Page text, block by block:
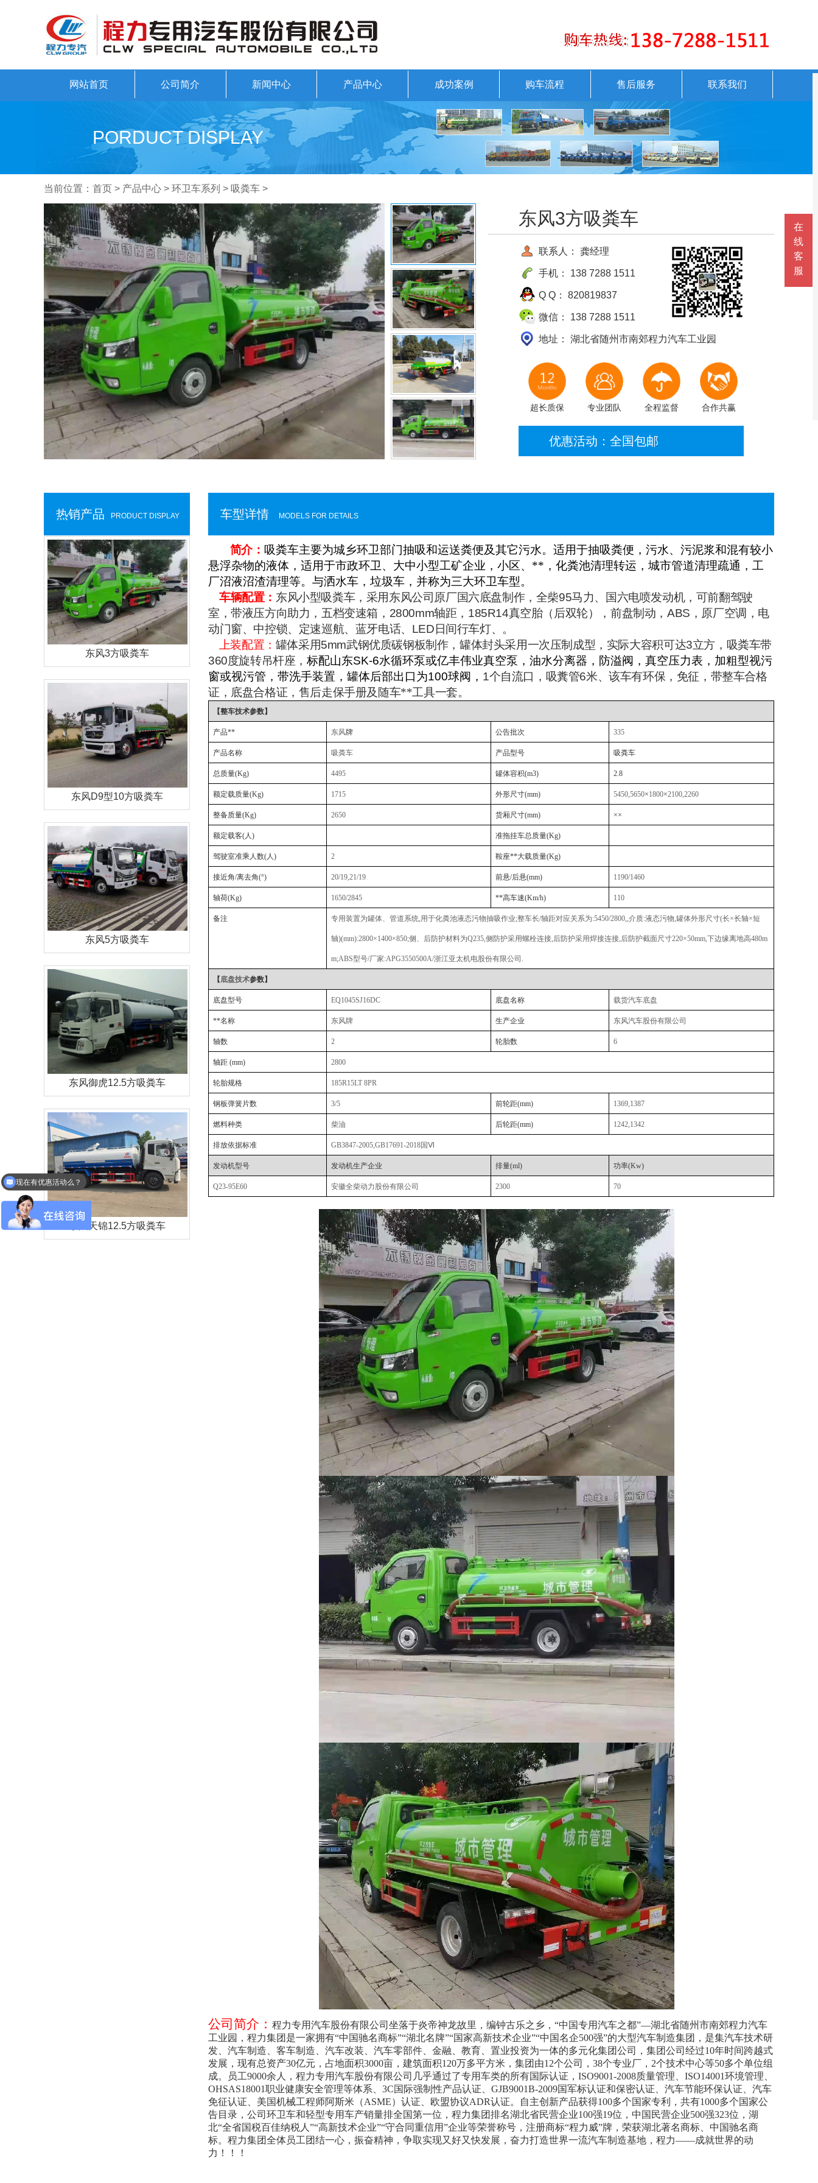
网站首页 公司简介 新闻中心 产品中心 成功案例 购车流程 售后服务 联系我们
PORDUCT DISPLAY
当前位置： 首页 > 产品中心 > 环卫车系列 > 吸粪车 >
东风3方吸粪车
联系人： 龚经理
手机： 138 7288 1511
Q Q： 820819837
微信： 138 7288 1511
地址： 湖北省随州市南郊程力汽车工业园
超长质保 专业团队 全程监督 合作共赢
优惠活动：全国包邮
热销产品 PRODUCT DISPLAY
东风3方吸粪车
东风D9型10方吸粪车
东风5方吸粪车
东风御虎12.5方吸粪车
东风天锦12.5方吸粪车
车型详情 MODELS FOR DETAILS
简介： 吸粪车主要为城乡环卫部门抽吸和运送粪便及其它污水。适用于抽吸粪便，污水、污泥浆和混有较小
悬浮杂物的液体，适用于市政环卫、大中小型工矿企业，小区、**，化粪池清理转运，城市管道清理疏通，工
厂沼液沼渣清理等。与洒水车，垃圾车，并称为三大环卫车型。
车辆配置： 东风小型吸粪车，采用东风公司原厂国六底盘制作，全柴95马力、
国六电喷发动机，可前翻驾驶
室，带液压方向助力， 五档变速箱， 2800mm轴距， 185R14真空胎（后双轮），前盘制动，ABS ，原厂空调 ，电
动门窗、中控锁、定速巡航、蓝牙电话、 LED 日间行车灯、 。
上装配置： 罐体采用5mm武钢优质碳钢板制作，罐体封头采用一次压制成型，实际大容积可达3立方，吸粪车带
360度旋转吊杆座，标配山东SK-6水循环泵或亿丰伟业真空泵，油水分离器，防溢阀，真空压力表， 加粗型视污
窗或视污管， 带洗手装置， 罐体后部出口为100球阀， 1个自流口，吸糞管6米、该车有环保，免征，带整车合格
证，底盘合格证，售后走保手册及随车**工具一套。
【整车技术参数】
产品** 东风牌 公告批次 335
产品名称 吸粪车 产品型号 吸粪车
总质量(Kg) 4495 罐体容积(m3) 2.8
额定载质量(Kg) 1715 外形尺寸(mm) 5450,5650×1800×2100,2260
整备质量(Kg) 2650 货厢尺寸(mm) ××
额定载客(人) 准拖挂车总质量(Kg)
驾驶室准乘人数(人) 2 鞍座**大载质量(Kg)
接近角/离去角(°) 20/19,21/19 前悬/后悬(mm) 1190/1460
轴荷(Kg) 1650/2845 **高车速(Km/h) 110
备注 专用装置为罐体、管道系统,用于化粪池液态污物抽吸作业;整车长/轴距对应关系为:5450/2800,,介质:液态污物,罐体外形尺寸(长×长轴×短
轴)(mm):2800×1400×850;侧、后防护材料为Q235,侧防护采用螺栓连接,后防护采用焊接连接,后防护截面尺寸220×50mm,下边缘离地高480m
m;ABS型号/厂家:APG3550500A/浙江亚太机电股份有限公司.
【底盘技术参数】
底盘型号 EQ1045SJ16DC 底盘名称 载货汽车底盘
**名称 东风牌 生产企业 东风汽车股份有限公司
轴数 2 轮胎数 6
轴距 (mm) 2800
轮胎规格 185R15LT 8PR
钢板弹簧片数 3/5 前轮距(mm) 1369,1387
燃料种类 柴油 后轮距(mm) 1242,1342
排放依据标准 GB3847-2005,GB17691-2018国Ⅵ
发动机型号 发动机生产企业 排量(ml) 功率(Kw)
Q23-95E60 安徽全柴动力股份有限公司 2300 70
公司简介： 程力专用汽车股份有限公司坐落于炎帝神龙故里，编钟古乐之乡， “中国专用汽车之都”—湖北省随州市南郊程力汽车
工业园，程力集团是一家拥有“中国驰名商标”“湖北名牌”“国家高新技术企业”“中国名企500强”的大型汽车制造集团，是集汽车技术研
发、汽车制造、客车制造、汽车改装、汽车零部件、金融、教育、置业投资为一体的多元化集团公司，集团公司经过10年时间跨越式
发展，现有总资产30亿元，占地面积3000亩，建筑面积120万多平方米，集团由12个公司， 38个专业厂， 2个技术中心等50多个单位组
成。员工9000余人，程力专用汽车股份有限公司几乎通过了专用车类的所有国际认证， ISO9001-2008质量管理、 ISO14001环境管理、
OHSAS18001职业健康安全管理等体系、 3C国际强制性产品认证、 GJB9001B-2009国军标认证和保密认证、汽车节能环保认证、汽车
免征认证、美国机械工程师阿斯米（ASME）认证、欧盟协议ADR认证。自主创新产品获得100多个国家专利，共有1000多个国家公
告目录，公司环卫车和轻型专用车产销量排全国第一位，程力集团排名湖北省民营企业100强19位，中国民营企业500强323位，湖
北“全省国税百佳纳税人 ”“高新技术企业”“守合同重信用”企业等荣誉称号，注册商标“程力威”牌，荣获湖北著名商标、中国驰名商
标。程力集团全体员工团结一心，振奋精神，争取实现又好又快发展，奋力打造世界一流汽车制造基地，程力——成就世界的动
力！！！
在
线
客
服
现在有优惠活动么？
各种吨位的垃圾压缩站设备生产周期是多少天？